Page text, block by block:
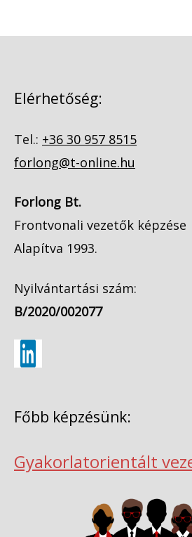
Elérhetőség:
Tel.: +36 30 957 8515
forlong@t-online.hu
Forlong Bt.
Frontvonali vezetők képzése
Alapítva 1993.
Nyilvántartási szám:
B/2020/002077
Főbb képzésünk:
Gyakorlatorientált